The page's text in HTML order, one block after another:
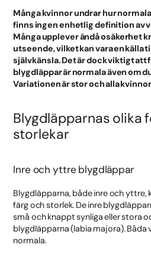
Många kvinnor undrar hur
finns ingen enhetlig definition av
Många upplever ändå osäkerhet
utseende, vilket kan vara en källa
självkänsla. Det är dock viktigt att
blygdläppar är normala även om
Variationen är stor och alla
Blygdläpparnas olika
storlekar
Inre och yttre blygdläppar
Blygdläpparna, både inre och yttre,
färg och storlek. De inre
små och knappt synliga eller stora
blygdläpparna (labia majora). Båda
normala.